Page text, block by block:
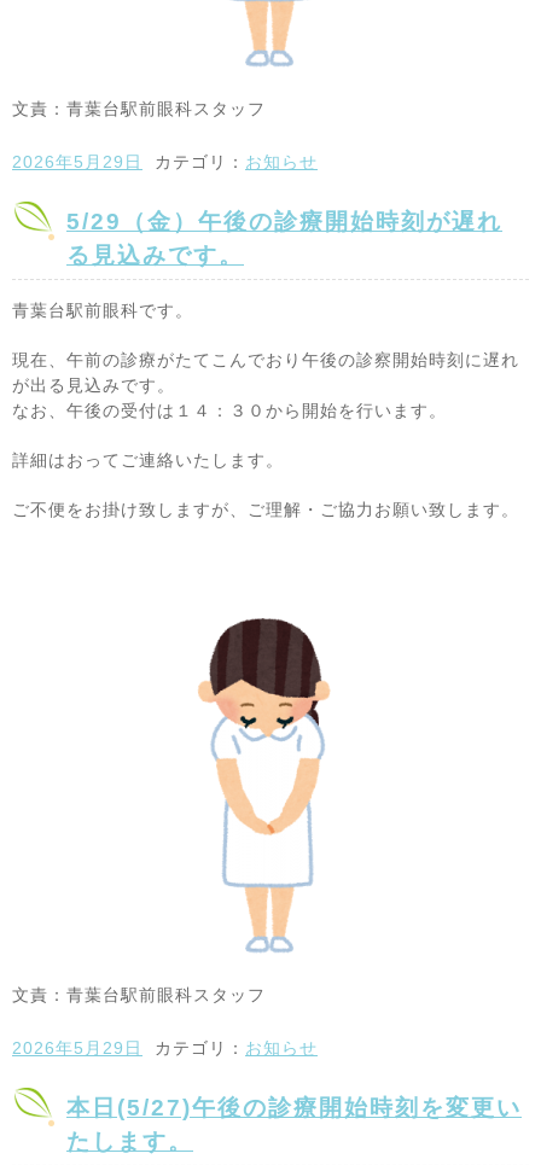
文責：青葉台駅前眼科スタッフ
2026年5月29日 カテゴリ： お知らせ
5/29（金）午後の診療開始時刻が遅れ
る見込みです。
青葉台駅前眼科です。
現在、午前の診療がたてこんでおり午後の診察開始時刻に遅れ
が出る見込みです。
なお、午後の受付は１４：３０から開始を行います。
詳細はおってご連絡いたします。
ご不便をお掛け致しますが、ご理解・ご協力お願い致します。
文責：青葉台駅前眼科スタッフ
2026年5月29日 カテゴリ： お知らせ
本日(5/27)午後の診療開始時刻を変更い
たします。